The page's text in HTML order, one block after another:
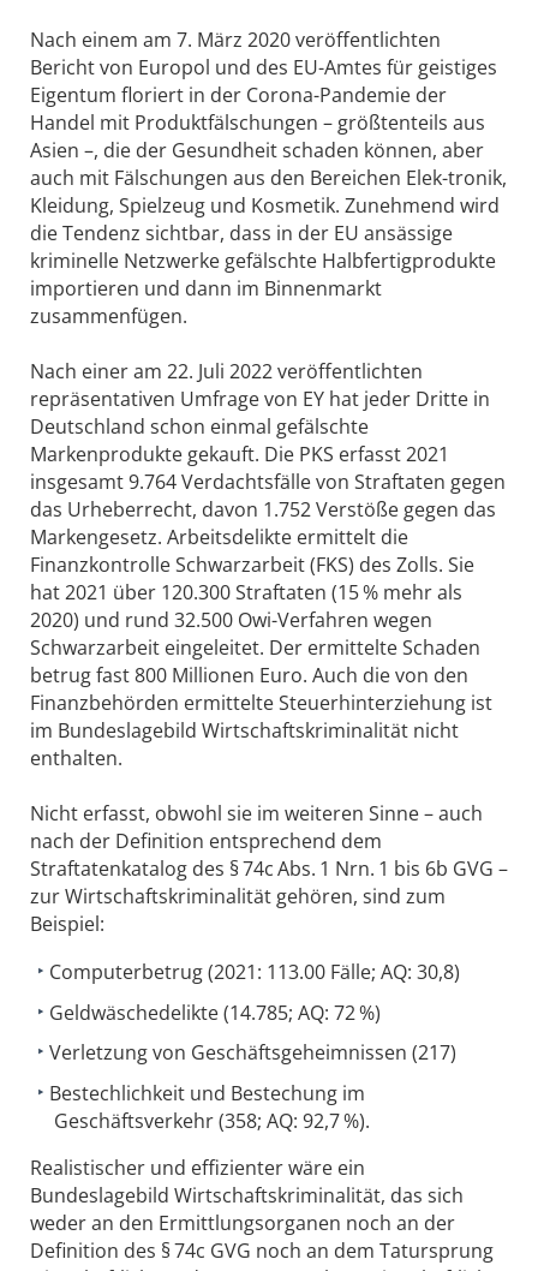
Nach einem am 7. März 2020 veröffentlichten
Bericht von Europol und des EU-Amtes für geistiges
Eigentum floriert in der Corona-Pandemie der
Handel mit Produktfälschungen – größtenteils aus
Asien –, die der Gesundheit schaden können, aber
auch mit Fälschungen aus den Bereichen Elek-tronik,
Kleidung, Spielzeug und Kosmetik. Zunehmend wird
die Tendenz sichtbar, dass in der EU ansässige
kriminelle Netzwerke gefälschte Halbfertigprodukte
importieren und dann im Binnenmarkt
zusammenfügen.
Nach einer am 22. Juli 2022 veröffentlichten
repräsentativen Umfrage von EY hat jeder Dritte in
Deutschland schon einmal gefälschte
Markenprodukte gekauft. Die PKS erfasst 2021
insgesamt 9.764 Verdachtsfälle von Straftaten gegen
das Urheberrecht, davon 1.752 Verstöße gegen das
Markengesetz. Arbeitsdelikte ermittelt die
Finanzkontrolle Schwarzarbeit (FKS) des Zolls. Sie
hat 2021 über 120.300 Straftaten (15 % mehr als
2020) und rund 32.500 Owi-Verfahren wegen
Schwarzarbeit eingeleitet. Der ermittelte Schaden
betrug fast 800 Millionen Euro. Auch die von den
Finanzbehörden ermittelte Steuerhinterziehung ist
im Bundeslagebild Wirtschaftskriminalität nicht
enthalten.
Nicht erfasst, obwohl sie im weiteren Sinne – auch
nach der Definition entsprechend dem
Straftatenkatalog des § 74c Abs. 1 Nrn. 1 bis 6b GVG –
zur Wirtschaftskriminalität gehören, sind zum
Beispiel:
Computerbetrug (2021: 113.00 Fälle; AQ: 30,8)
Geldwäschedelikte (14.785; AQ: 72 %)
Verletzung von Geschäftsgeheimnissen (217)
Bestechlichkeit und Bestechung im
Geschäftsverkehr (358; AQ: 92,7 %).
Realistischer und effizienter wäre ein
Bundeslagebild Wirtschaftskriminalität, das sich
weder an den Ermittlungsorganen noch an der
Definition des § 74c GVG noch an dem Tatursprung